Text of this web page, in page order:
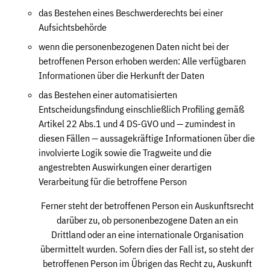
das Bestehen eines Beschwerderechts bei einer
Aufsichtsbehörde
wenn die personenbezogenen Daten nicht bei der
betroffenen Person erhoben werden: Alle verfügbaren
Informationen über die Herkunft der Daten
das Bestehen einer automatisierten
Entscheidungsfindung einschließlich Profiling gemäß
Artikel 22 Abs.1 und 4 DS-GVO und — zumindest in
diesen Fällen — aussagekräftige Informationen über die
involvierte Logik sowie die Tragweite und die
angestrebten Auswirkungen einer derartigen
Verarbeitung für die betroffene Person
Ferner steht der betroffenen Person ein Auskunftsrecht
darüber zu, ob personenbezogene Daten an ein
Drittland oder an eine internationale Organisation
übermittelt wurden. Sofern dies der Fall ist, so steht der
betroffenen Person im Übrigen das Recht zu, Auskunft